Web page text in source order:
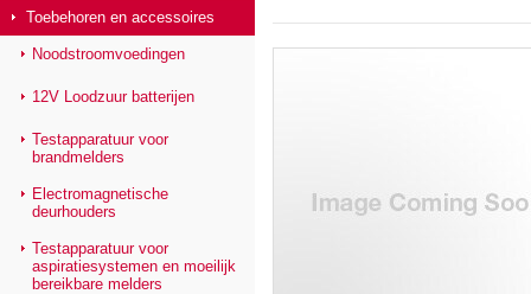
Toebehoren en accessoires
Noodstroomvoedingen
12V Loodzuur batterijen
Testapparatuur voor
brandmelders
Electromagnetische
deurhouders
Testapparatuur voor
aspiratiesystemen en moeilijk
bereikbare melders